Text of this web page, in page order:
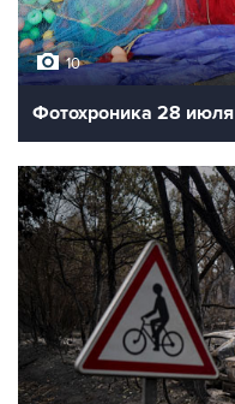
10
Фотохроника 28 июля